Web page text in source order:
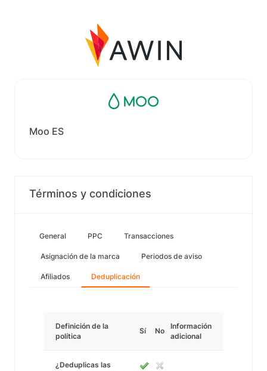
Moo ES
Términos y condiciones
General PPC Transacciones
Asignación de la marca Periodos de aviso
Afiliados Deduplicación
Definición de la
política
Sí No
Información
adicional
¿Deduplicas las